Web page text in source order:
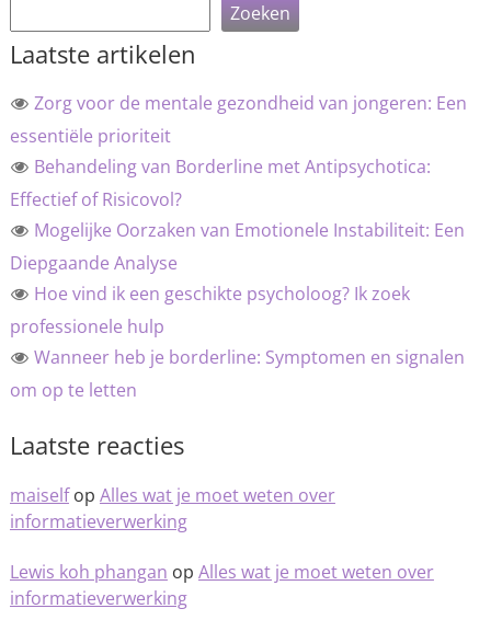
Zoeken
Laatste artikelen
Zorg voor de mentale gezondheid van jongeren: Een
essentiële prioriteit
Behandeling van Borderline met Antipsychotica:
Effectief of Risicovol?
Mogelijke Oorzaken van Emotionele Instabiliteit: Een
Diepgaande Analyse
Hoe vind ik een geschikte psycholoog? Ik zoek
professionele hulp
Wanneer heb je borderline: Symptomen en signalen
om op te letten
Laatste reacties
maiselfop Alles wat je moet weten over
informatieverwerking
Lewis koh phangan op Alles wat je moet weten over
informatieverwerking